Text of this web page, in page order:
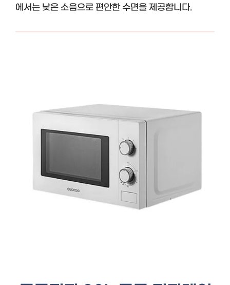
에서는 낮은 소음으로 편안한 수면을 제공합니다.